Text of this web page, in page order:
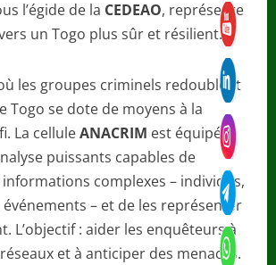
l’égide de la CEDEAO, représente
un Togo plus sûr et résilient.
les groupes criminels redoublent
Togo se dote de moyens à la
La celluleANACRIM est équipée
puissants capables de
complexes – individus,
– et de les représenter
L’objectif : aider les enquêteurs à
et à anticiper des menaces.